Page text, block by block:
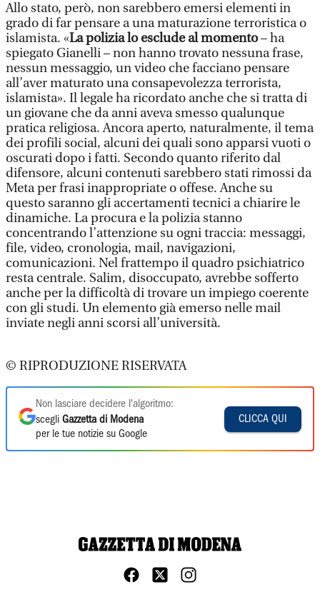
Allo stato, però, non sarebbero emersi elementi in
grado di far pensare a una maturazione terroristica o
islamista. «La polizia lo esclude al momento– ha
spiegato Gianelli – non hanno trovato nessuna frase,
nessun messaggio, un video che facciano pensare
all’aver maturato una consapevolezza terrorista,
islamista». Il legale ha ricordato anche che si tratta di
un giovane che da anni aveva smesso qualunque
pratica religiosa. Ancora aperto, naturalmente, il tema
dei profili social, alcuni dei quali sono apparsi vuoti o
oscurati dopo i fatti. Secondo quanto riferito dal
difensore, alcuni contenuti sarebbero stati rimossi da
Meta per frasi inappropriate o offese. Anche su
questo saranno gli accertamenti tecnici a chiarire le
dinamiche. La procura e la polizia stanno
concentrando l’attenzione su ogni traccia: messaggi,
file, video, cronologia, mail, navigazioni,
comunicazioni. Nel frattempo il quadro psichiatrico
resta centrale. Salim, disoccupato, avrebbe sofferto
anche per la difficoltà di trovare un impiego coerente
con gli studi. Un elemento già emerso nelle mail
inviate negli anni scorsi all’università.
© RIPRODUZIONE RISERVATA
Non lasciare decidere l'algoritmo:
scegli Gazzetta di Modena
per le tue notizie su Google
CLICCA QUI